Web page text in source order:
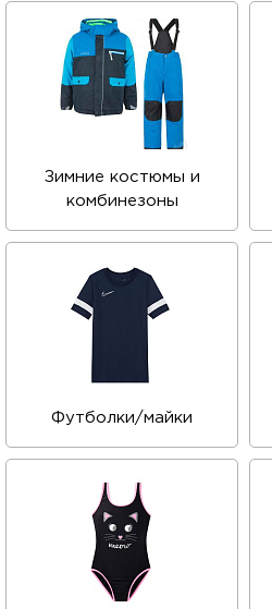
Зимние костюмы и
комбинезоны
Футболки/майки